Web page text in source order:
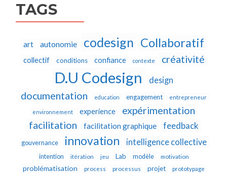
TAGS
art autonomie codesign Collaboratif
collectif conditions confiance contexte créativité
D.U Codesign design
documentation education engagement entrepreneur
environnement experience
expérimentation
facilitation
facilitation graphique feedback
gouvernance innovation intelligence collective
intention itération jeu Lab modèle motivation
problématisation process processus projet prototypage